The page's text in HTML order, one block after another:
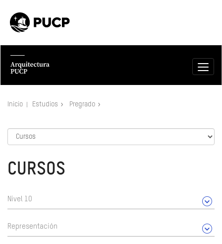
Inicio Estudios Pregrado
CURSOS
Nivel 10
Representación